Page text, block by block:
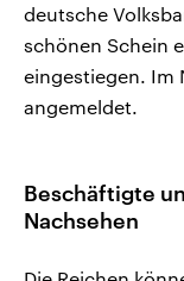
deutsche
schönen Schein
eingestiegen. Im
angemeldet.
Beschäftigte
Nachsehen